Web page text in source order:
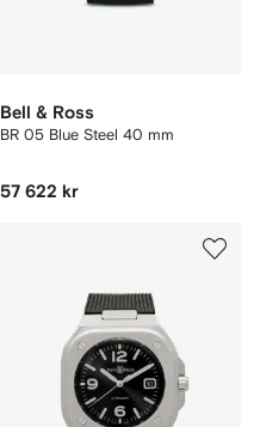
Bell & Ross
BR 05 Blue Steel 40 mm
57 622 kr